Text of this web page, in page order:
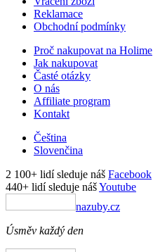
Reklamace
Obchodní podmínky
Proč nakupovat na Holime
Jak nakupovat
Časté otázky
O nás
Affiliate program
Kontakt
Čeština
Slovenčina
2 100+ lidí sleduje náš Facebook
440+ lidí sleduje nášYoutube
nazuby.cz
Úsměv každý den